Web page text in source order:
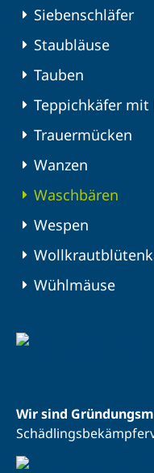
Siebenschläfer
Staubläuse
Tauben
Teppichkäfer mit
Trauermücken
Wanzen
Waschbären
Wespen
Wühlmäuse
Wir sind